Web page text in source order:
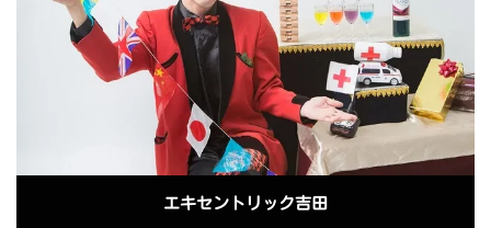
エキセントリック吉田